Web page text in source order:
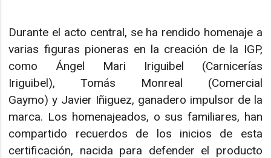
Durante el acto central, se ha rendido homenaje a
varias figuras pioneras en la creación de la IGP,
como Ángel Mari Iriguibel (Carnicerías
Iriguibel), Tomás Monreal (Comercial
Gaymo) y Javier Iñiguez, ganadero impulsor de la
marca. Los homenajeados, o sus familiares, han
compartido recuerdos de los inicios de esta
certificación, nacida para defender el producto